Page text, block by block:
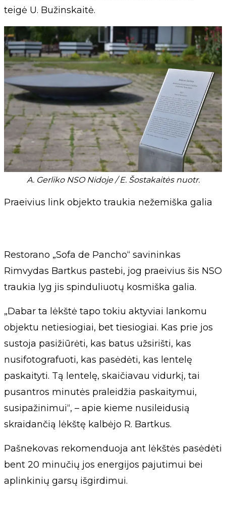
teigė U. Bužinskaitė.
A. Gerliko NSO Nidoje / E. Šostakaitės nuotr.
Praeivius link objekto traukia nežemiška galia
Restorano „Sofa de Pancho“ savininkas
Rimvydas Bartkus pastebi, jog praeivius šis NSO
traukia lyg jis spinduliuotų kosmiška galia.
„Dabar ta lėkštė tapo tokiu aktyviai lankomu
objektu netiesiogiai, bet tiesiogiai. Kas prie jos
sustoja pasižiūrėti, kas batus užsirišti, kas
nusifotografuoti, kas pasėdėti, kas lentelę
paskaityti. Tą lentelę, skaičiavau vidurkį, tai
pusantros minutės praleidžia paskaitymui,
susipažinimui“, – apie kieme nusileidusią
skraidančią lėkštę kalbėjo R. Bartkus.
Pašnekovas rekomenduoja ant lėkštės pasėdėti
bent 20 minučių jos energijos pajutimui bei
aplinkinių garsų išgirdimui.